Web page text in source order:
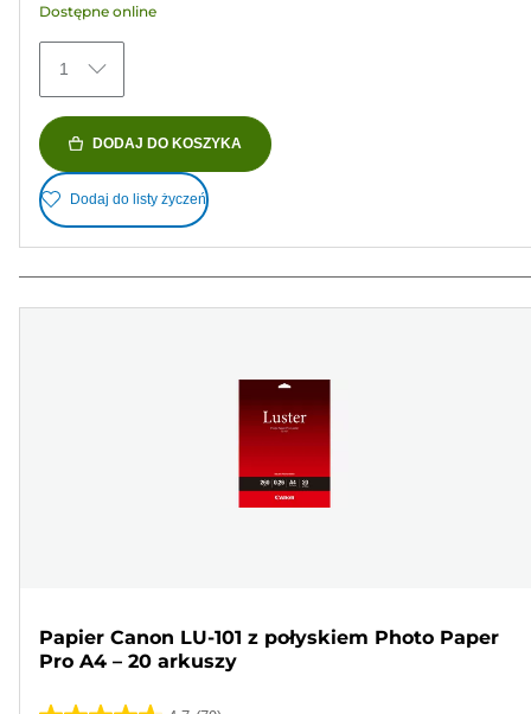
481
Recenzji
Dostępne online
1
DODAJ DO KOSZYKA
Dodaj do listy życzeń
Papier Canon LU-101 z połyskiem Photo Paper
Pro A4 – 20 arkuszy